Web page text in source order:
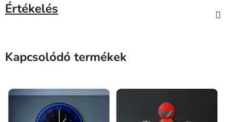
Értékelés
Kapcsolódó termékek